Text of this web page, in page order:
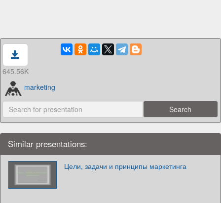
645.56K
marketing
Similar presentations:
Цели, задачи и принципы маркетинга